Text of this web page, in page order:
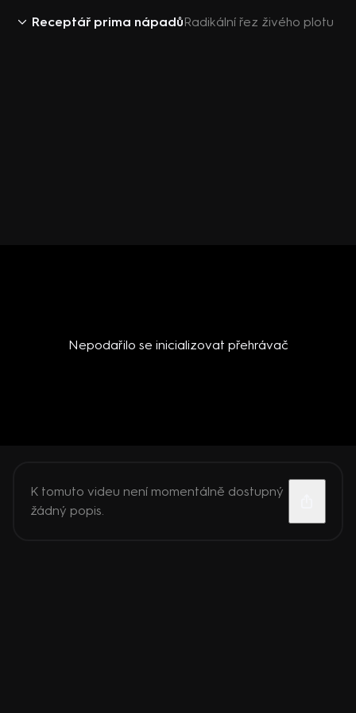
Receptář prima nápadůRadikální řez živého plotu
Nepodařilo se inicializovat přehrávač
K tomuto videu není momentálně dostupný
žádný popis.